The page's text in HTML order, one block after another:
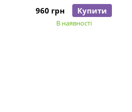
960 грн Купити
В наявності